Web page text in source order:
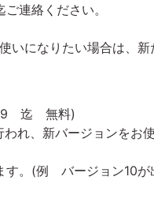
ご連絡ください。
になりたい場合は、新
迄 無料)
、新バージョンをお
。(例 バージョン10